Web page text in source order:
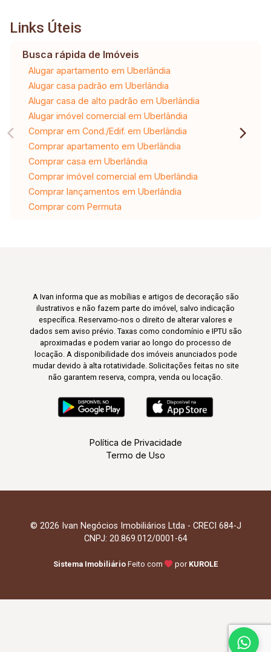
Links Úteis
Busca rápida de Imóveis
Alugar apartamento em Uberlândia
Alugar casa padrão em Uberlândia
Alugar casa de alto padrão em Uberlândia
Alugar imóvel comercial em Uberlândia
Comprar em Cond./Edif. em Uberlândia
Comprar apartamento em Uberlândia
Comprar casa em Uberlândia
Comprar imóvel comercial em Uberlândia
Comprar lançamentos em Uberlândia
Comprar com Permuta
A Ivan informa que as mobílias e artigos de decoração são
ilustrativos e não fazem parte do imóvel, salvo indicação
específica. Reservamo-nos o direito de alterar valores e
dados sem aviso prévio. Taxas como condomínio e IPTU são
aproximadas e podem variar ao longo do processo de
locação. A disponibilidade dos imóveis anunciados pode
mudar devido à alta rotatividade. Solicitações feitas no site
não garantem reserva, compra, venda ou locação.
Política de Privacidade
Termo de Uso
© 2026 Ivan Negócios Imobiliários Ltda - CRECI 684-J
CNPJ: 20.869.012/0001-64
Sistema Imobiliário Feito com por KUROLE